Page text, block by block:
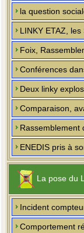
la question
LINKY ETAZ,
Foix,
Conférences
Deux linky
Comparaison,
Rassemblement
ENEDIS pris à
La pose du
Incident
Comportement